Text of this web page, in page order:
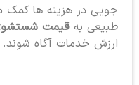
جویی در هزینه ها کمک
طبیعی به قیمت
ارزش خدمات آگاه شوند.